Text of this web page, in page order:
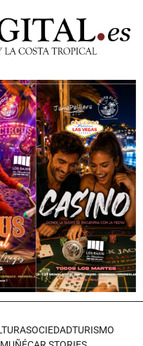
SOCIEDADTURISMO